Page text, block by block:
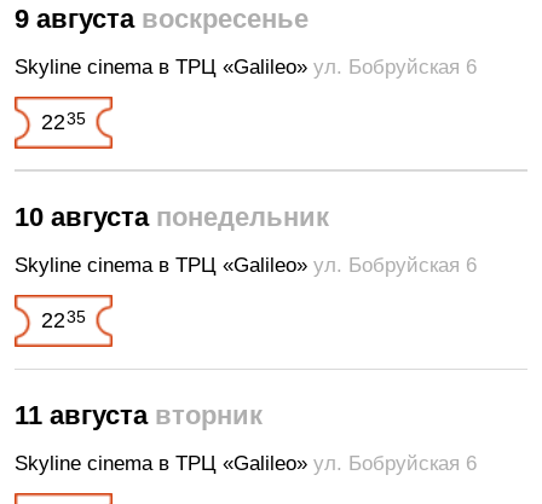
9 августа воскресенье
Skyline cinema в ТРЦ «Galileo» ул. Бобруйская 6
2235
10 августа понедельник
Skyline cinema в ТРЦ «Galileo» ул. Бобруйская 6
2235
11 августа вторник
Skyline cinema в ТРЦ «Galileo» ул. Бобруйская 6